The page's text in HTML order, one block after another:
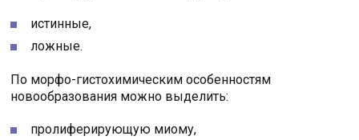
истинные,
ложные.
По морфо-гистохимическим особенностям
новообразования можно выделить:
пролиферирующую миому,